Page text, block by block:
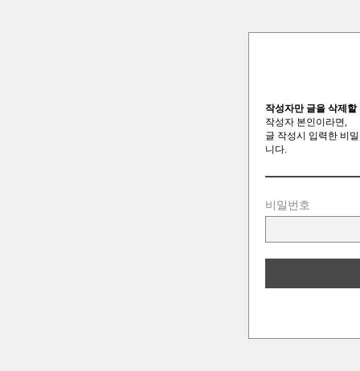
작성자만 글을 삭제할
작성자 본인이라면,
글 작성시 입력한 비
니다.
비밀번호